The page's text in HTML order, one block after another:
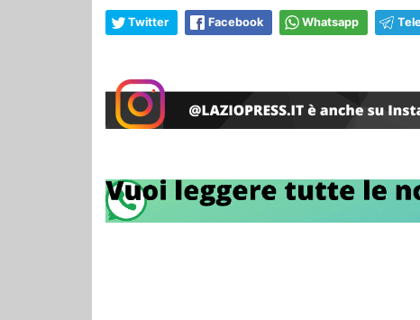
Twitter Facebook Whatsapp